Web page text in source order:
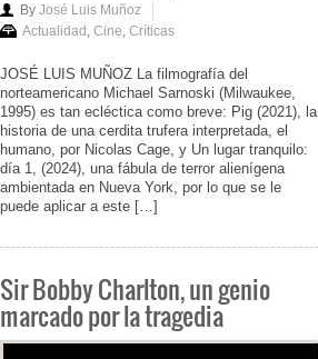
By José Luis Muñoz
Actualidad, Cine, Críticas
JOSÉ LUIS MUÑOZ La filmografía del
norteamericano Michael Sarnoski (Milwaukee,
1995) es tan ecléctica como breve: Pig (2021), la
historia de una cerdita trufera interpretada, el
humano, por Nicolas Cage, y Un lugar tranquilo:
día 1, (2024), una fábula de terror alienígena
ambientada en Nueva York, por lo que se le
puede aplicar a este […]
Sir Bobby Charlton, un genio
marcado por la tragedia